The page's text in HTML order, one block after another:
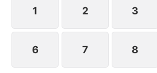
hidup yang pantas dia miliki.
1 2 3
6 7 8